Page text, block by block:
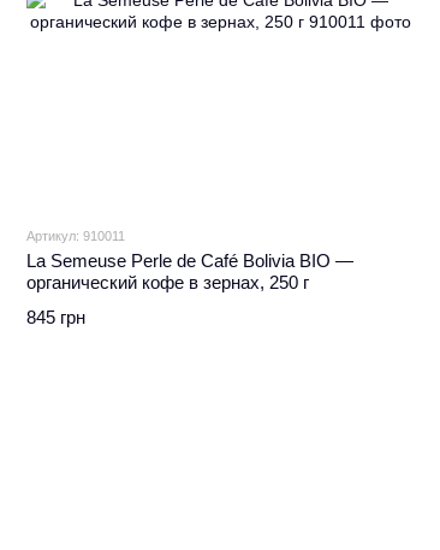
Артикул: 910011
La Semeuse Perle de Café Bolivia BIO —
органический кофе в зернах, 250 г
845 грн